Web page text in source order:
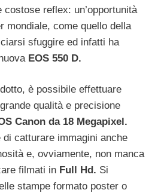
reflex: un’opportunità
mondiale, come quello della
sfuggire ed infatti ha
EOS 550 D.
è possibile effettuare
qualità e precisione
Canon da 18 Megapixel.
di catturare immagini anche
e, ovviamente, non manca
filmati in Full Hd. Si
stampe formato poster o